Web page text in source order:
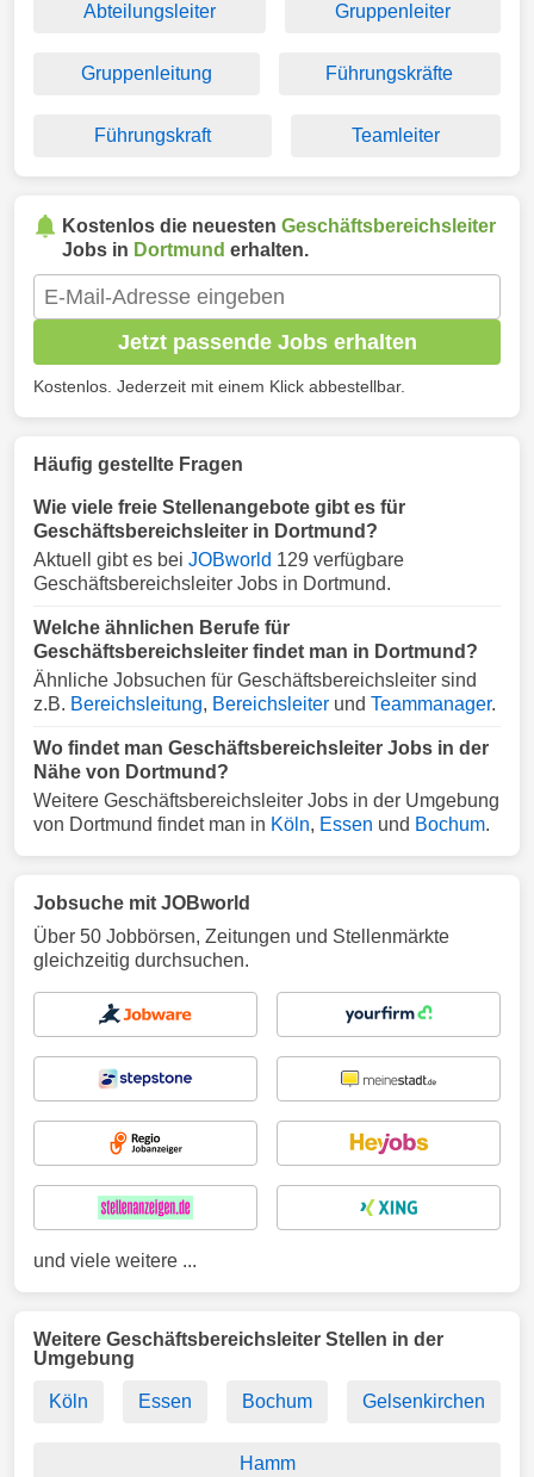
Abteilungsleiter Gruppenleiter
Gruppenleitung Führungskräfte
Führungskraft Teamleiter
Kostenlos die neuesten Geschäftsbereichsleiter
Jobs in Dortmund erhalten.
Jetzt passende Jobs erhalten
Kostenlos. Jederzeit mit einem Klick abbestellbar.
Häufig gestellte Fragen
Wie viele freie Stellenangebote gibt es für
Geschäftsbereichsleiter in Dortmund?
Aktuell gibt es bei JOBworld 129 verfügbare
Geschäftsbereichsleiter Jobs in Dortmund.
Welche ähnlichen Berufe für
Geschäftsbereichsleiter findet man in Dortmund?
Ähnliche Jobsuchen für Geschäftsbereichsleiter sind
z.B. Bereichsleitung, Bereichsleiter und Teammanager.
Wo findet man Geschäftsbereichsleiter Jobs in der
Nähe von Dortmund?
Weitere Geschäftsbereichsleiter Jobs in der Umgebung
von Dortmund findet man in Köln, Essen und Bochum.
Jobsuche mit JOBworld
Über 50 Jobbörsen, Zeitungen und Stellenmärkte
gleichzeitig durchsuchen.
und viele weitere ...
Weitere Geschäftsbereichsleiter Stellen in der
Umgebung
Köln Essen Bochum Gelsenkirchen
Hamm